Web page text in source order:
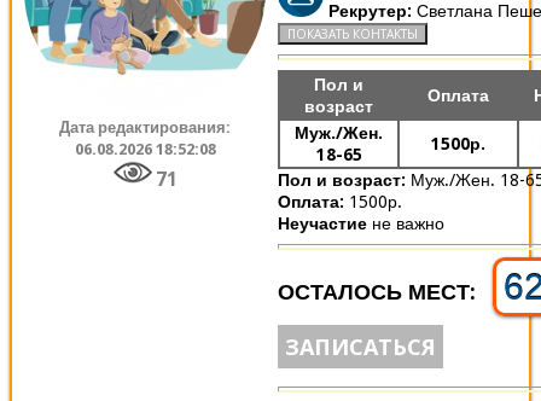
Дата редактирования:
06.08.2026 18:52:08
71
Рекрутер: Светлана
Пол и
возраст
Оплата
Муж./Жен.
18-65
1500р.
Пол и возраст: Муж./Жен. 18-
Оплата: 1500р.
Неучастие не важно
ОСТАЛОСЬ МЕСТ:
ЗАПИСАТЬСЯ